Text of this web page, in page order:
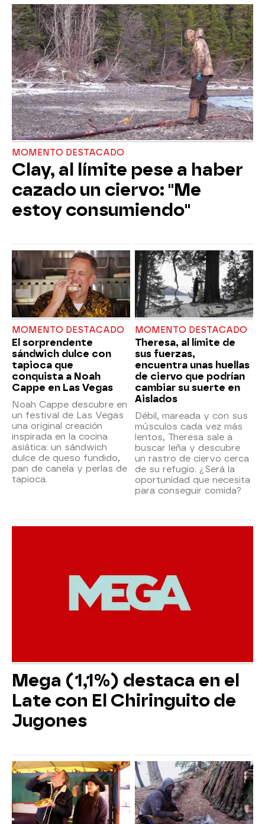
MOMENTO DESTACADO
Clay, al límite pese a haber
cazado un ciervo: "Me
estoy consumiendo"
MOMENTO DESTACADO
El sorprendente
sándwich dulce con
tapioca que
conquista a Noah
Cappe en Las Vegas
Noah Cappe descubre en
un festival de Las Vegas
una original creación
inspirada en la cocina
asiática: un sándwich
dulce de queso fundido,
pan de canela y perlas de
tapioca.
MOMENTO DESTACADO
Theresa, al límite de
sus fuerzas,
encuentra unas huellas
de ciervo que podrían
cambiar su suerte en
Aislados
Débil, mareada y con sus
músculos cada vez más
lentos, Theresa sale a
buscar leña y descubre
un rastro de ciervo cerca
de su refugio. ¿Será la
oportunidad que necesita
para conseguir comida?
Mega (1,1%) destaca en el
Late con El Chiringuito de
Jugones